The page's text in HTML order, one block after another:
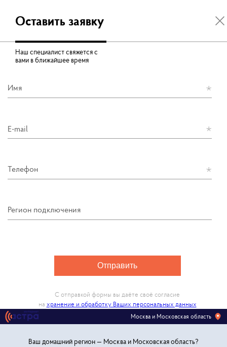
Оставить заявку
Наш специалист свяжется с
вами в ближайшее время
Имя
E-mail
Телефон
Регион подключения
Отправить
С отправкой формы вы даёте своё согласие
на хранение и обработку Ваших персональных данных
Москва и Московская область
Ваш домашний регион — Москва и Московская область?